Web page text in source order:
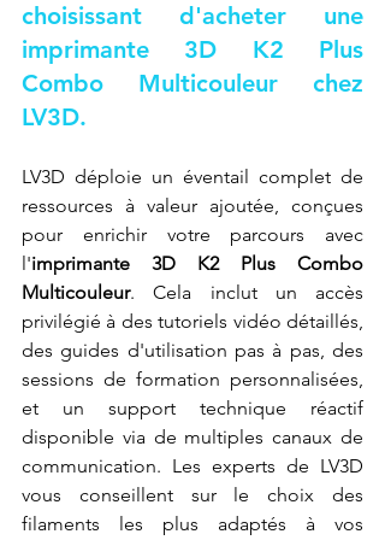
choisissant d'acheter une
imprimante 3D K2 Plus
Combo Multicouleur chez
LV3D.
LV3D déploie un éventail complet de
ressources à valeur ajoutée, conçues
pour enrichir votre parcours avec
l'imprimante 3D K2 Plus Combo
Multicouleur. Cela inclut un accès
privilégié à des tutoriels vidéo détaillés,
des guides d'utilisation pas à pas, des
sessions de formation personnalisées,
et un support technique réactif
disponible via de multiples canaux de
communication. Les experts de LV3D
vous conseillent sur le choix des
filaments les plus adaptés à vos